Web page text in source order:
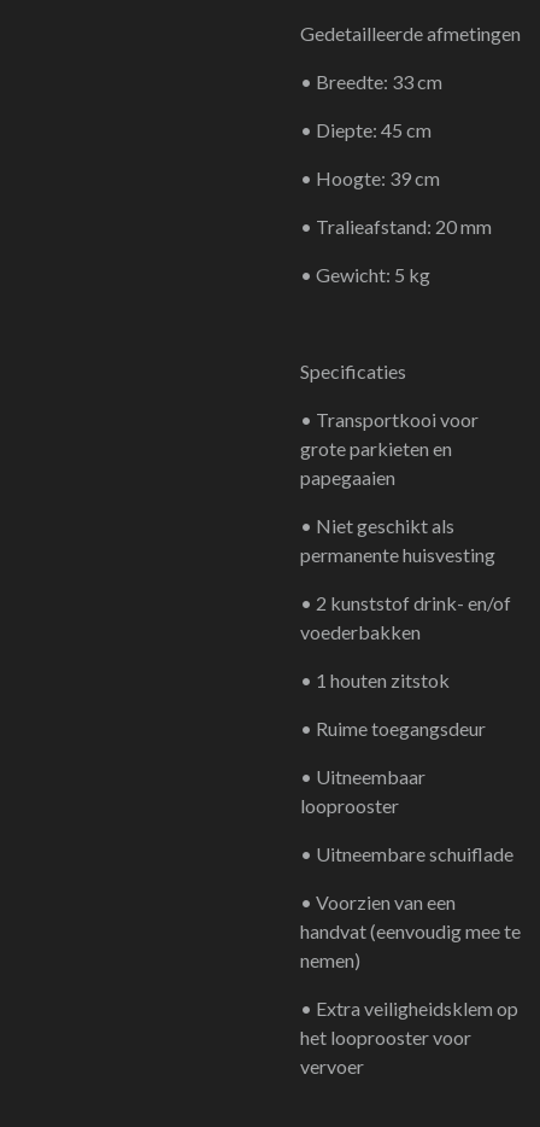
Gedetailleerde afmetingen
• Breedte: 33 cm
• Diepte: 45 cm
• Hoogte: 39 cm
• Tralieafstand: 20 mm
• Gewicht: 5 kg
Specificaties
• Transportkooi voor
grote parkieten en
papegaaien
• Niet geschikt als
permanente huisvesting
• 2 kunststof drink- en/of
voederbakken
• 1 houten zitstok
• Ruime toegangsdeur
• Uitneembaar
looprooster
• Uitneembare schuiflade
• Voorzien van een
handvat (eenvoudig mee te
nemen)
• Extra veiligheidsklem op
het looprooster voor
vervoer